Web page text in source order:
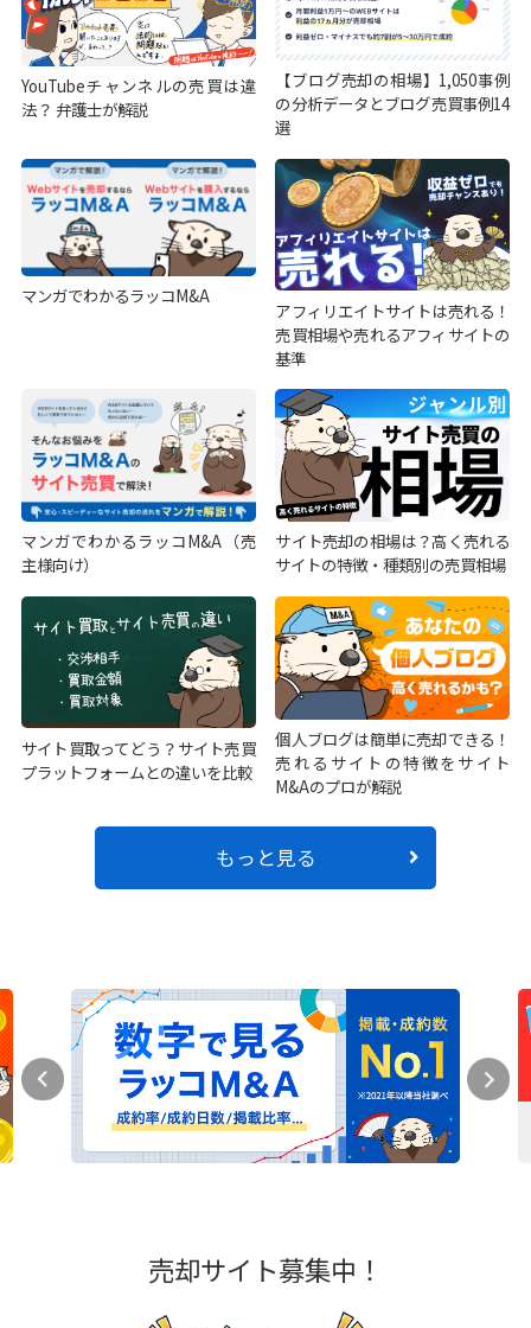
YouTubeチャンネルの売買は違
法？ 弁護士が解説
【ブログ売却の相場】1,050事例
の分析データとブログ売買事例14
選
マンガでわかるラッコM&A
アフィリエイトサイトは売れる！
売買相場や売れるアフィサイトの
基準
マンガでわかるラッコM&A（売
主様向け）
サイト売却の相場は？高く売れる
サイトの特徴・種類別の売買相場
サイト買取ってどう？サイト売買
プラットフォームとの違いを比較
個人ブログは簡単に売却できる！
売れるサイトの特徴をサイト
M&Aのプロが解説
もっと見る
売却サイト募集中！